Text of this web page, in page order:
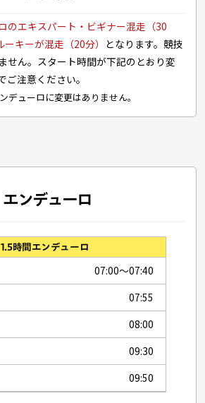
のエキスパート・ビギナー混走（30
キーが混走（20分） となります。競技
せん。スタート時間が下記のとおり変
注意ください。
デューロに変更はありません。
エンデューロ
1.5時間エンデューロ
07:00〜07:40
07:55
08:00
09:30
09:50